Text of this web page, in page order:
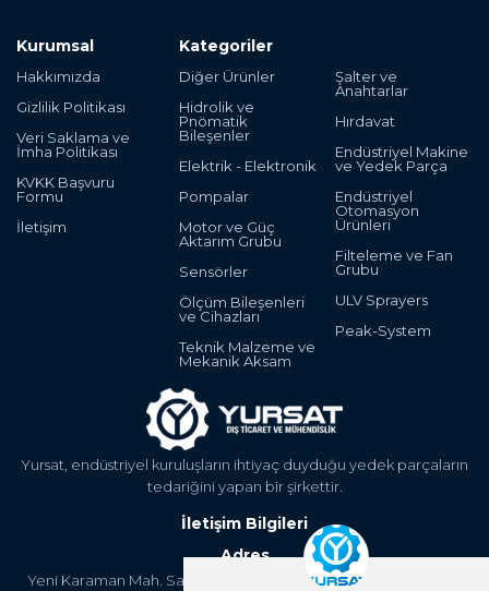
Yursat, endüstriyel kuruluşların ihtiyaç duyduğu yedek parçaların
tedariğini yapan bir şirkettir.
Kurumsal
Hakkımızda
Gizlilik Politikası
Veri Saklama ve
İmha Politikası
KVKK Başvuru
Formu
İletişim
Kategoriler
Diğer Ürünler
Hidrolik ve
Pnömatik
Bileşenler
Elektrik - Elektronik
Pompalar
Motor ve Güç
Aktarım Grubu
Sensörler
Ölçüm Bileşenleri
ve Cihazları
Teknik Malzeme ve
Mekanik Aksam
Şalter ve
Anahtarlar
Hırdavat
Endüstriyel Makine
ve Yedek Parça
Endüstriyel
Otomasyon
Ürünleri
Filteleme ve Fan
Grubu
ULV Sprayers
Peak-System
İletişim Bilgileri
Adres
Yeni Karaman Mah. Sanayi Cad. 4. Kantar Sok. Asya Plaza Kat:5